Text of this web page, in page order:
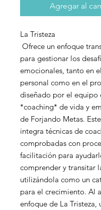
Agregar al
La Tristeza
Ofrece un enfoque
para gestionar los
emocionales, tanto en
personal como en el
diseñado por el equipo
*coaching* de vida y
de Forjando Metas.
integra técnicas de
comprobadas con
facilitación para
comprender y transitar
utilizándola como un
para el crecimiento. Al
enfoque de La Tristeza,